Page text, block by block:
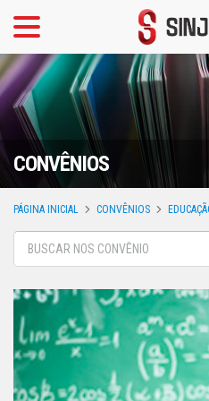
CONVÊNIOS
PÁGINA INICIAL CONVÊNIOS